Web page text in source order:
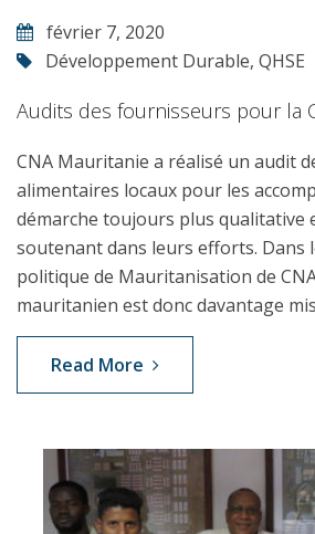
février 7, 2020
Développement Durable, QHSE
Audits des fournisseurs pour la
CNA Mauritanie a réalisé un audit
alimentaires locaux pour les
démarche toujours plus qualitative
soutenant dans leurs efforts. Dans
politique de Mauritanisation de
mauritanien est donc davantage
Read More